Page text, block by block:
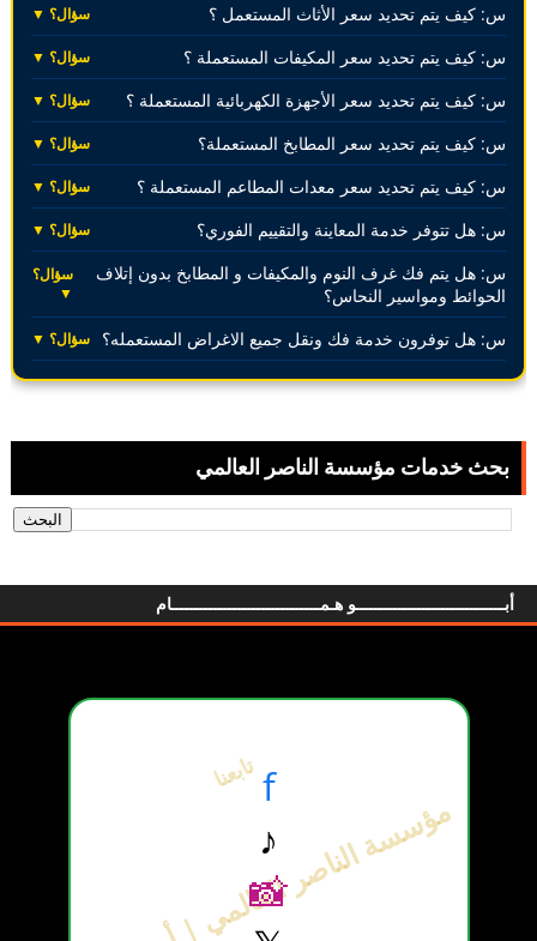
س: كيف يتم تحديد سعر الأثاث المستعمل ؟ سؤال؟ ▼
س: كيف يتم تحديد سعر المكيفات المستعملة ؟ سؤال؟ ▼
س: كيف يتم تحديد سعر الأجهزة الكهربائية المستعملة ؟ سؤال؟ ▼
س: كيف يتم تحديد سعر المطابخ المستعملة؟ سؤال؟ ▼
س: كيف يتم تحديد سعر معدات المطاعم المستعملة ؟ سؤال؟ ▼
س: هل تتوفر خدمة المعاينة والتقييم الفوري؟ سؤال؟ ▼
س: هل يتم فك غرف النوم والمكيفات و المطابخ بدون إتلاف
الحوائط ومواسير النحاس؟
سؤال؟
▼
س: هل توفرون خدمة فك ونقل جميع الاغراض المستعمله؟ سؤال؟ ▼
بحث خدمات مؤسسة الناصر العالمي
أبـــــــــــــــــــــــــــــــو هـمـــــــــــــــــــــــــــــــام
تابعنا
مؤسسة الناصر العالمي | أبو همام
f
♪
📸